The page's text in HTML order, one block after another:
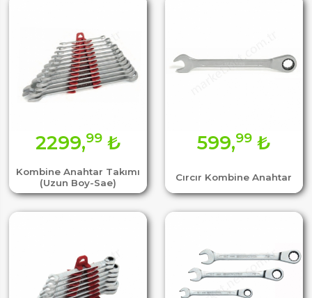
Kombine Anahtar Takımı
(Uzun Boy-Sae)
2299,99₺
Cırcır Kombine Anahtar
599,99₺